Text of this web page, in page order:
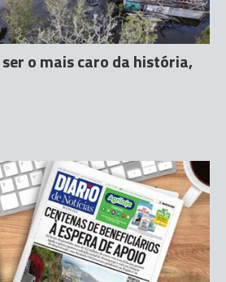
o mais caro da história,